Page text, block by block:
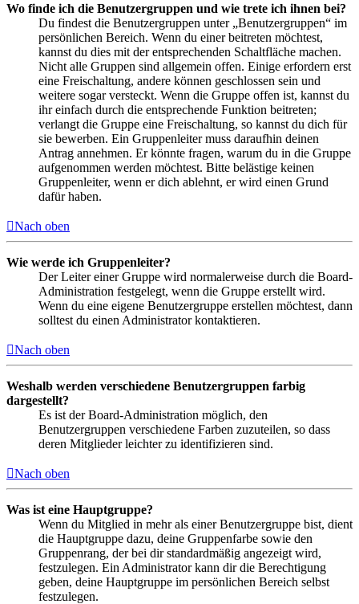
Wo finde ich die Benutzergruppen und wie trete ich ihnen bei?
Du findest die Benutzergruppen unter „Benutzergruppen“ im
persönlichen Bereich. Wenn du einer beitreten möchtest,
kannst du dies mit der entsprechenden Schaltfläche machen.
Nicht alle Gruppen sind allgemein offen. Einige erfordern erst
eine Freischaltung, andere können geschlossen sein und
weitere sogar versteckt. Wenn die Gruppe offen ist, kannst du
ihr einfach durch die entsprechende Funktion beitreten;
verlangt die Gruppe eine Freischaltung, so kannst du dich für
sie bewerben. Ein Gruppenleiter muss daraufhin deinen
Antrag annehmen. Er könnte fragen, warum du in die Gruppe
aufgenommen werden möchtest. Bitte belästige keinen
Gruppenleiter, wenn er dich ablehnt, er wird einen Grund
dafür haben.
Nach oben
Wie werde ich Gruppenleiter?
Der Leiter einer Gruppe wird normalerweise durch die Board-
Administration festgelegt, wenn die Gruppe erstellt wird.
Wenn du eine eigene Benutzergruppe erstellen möchtest, dann
solltest du einen Administrator kontaktieren.
Nach oben
Weshalb werden verschiedene Benutzergruppen farbig
dargestellt?
Es ist der Board-Administration möglich, den
Benutzergruppen verschiedene Farben zuzuteilen, so dass
deren Mitglieder leichter zu identifizieren sind.
Nach oben
Was ist eine Hauptgruppe?
Wenn du Mitglied in mehr als einer Benutzergruppe bist, dient
die Hauptgruppe dazu, deine Gruppenfarbe sowie den
Gruppenrang, der bei dir standardmäßig angezeigt wird,
festzulegen. Ein Administrator kann dir die Berechtigung
geben, deine Hauptgruppe im persönlichen Bereich selbst
festzulegen.